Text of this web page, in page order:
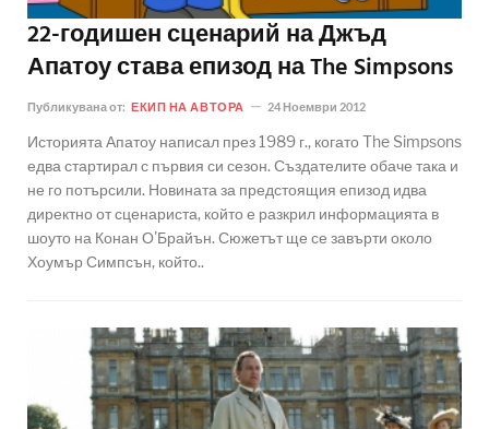
22-годишен сценарий на Джъд
Апатоу става епизод на The Simpsons
Публикувана от: ЕКИП НА АВТОРА 24 Ноември 2012
Историята Апатоу написал през 1989 г., когато The Simpsons
едва стартирал с първия си сезон. Създателите обаче така и
не го потърсили. Новината за предстоящия епизод идва
директно от сценариста, който е разкрил информацията в
шоуто на Конан О'Брайън. Сюжетът ще се завърти около
Хоумър Симпсън, който..